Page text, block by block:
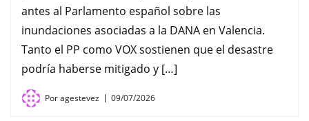
antes al Parlamento español sobre las
inundaciones asociadas a la DANA en Valencia.
Tanto el PP como VOX sostienen que el desastre
podría haberse mitigado y […]
Poragestevez 09/07/2026